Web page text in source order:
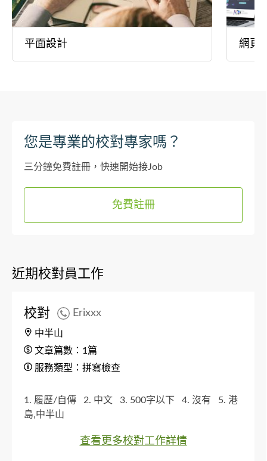
平面設計 網頁
您是專業的校對專家嗎？
三分鐘免費註冊，快速開始接Job
免費註冊
近期校對員工作
校對 Erixxx
中半山
文章篇數：1篇
服務類型：拼寫檢查
1. 履歷/自傳 2. 中文 3. 500字以下 4. 沒有
5. 港
島,中半山
查看更多校對工作詳情